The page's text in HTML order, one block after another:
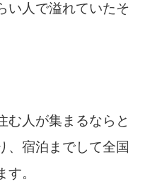
い人で溢れていたそ
む人が集まるならと
、宿泊までして全国
。